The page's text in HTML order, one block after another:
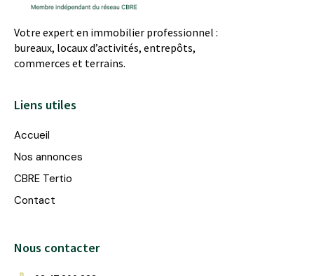
Votre expert en immobilier professionnel :
bureaux, locaux d’activités, entrepôts,
commerces et terrains.
Liens utiles
Accueil
Nos annonces
CBRE Tertio
Contact
Nous contacter